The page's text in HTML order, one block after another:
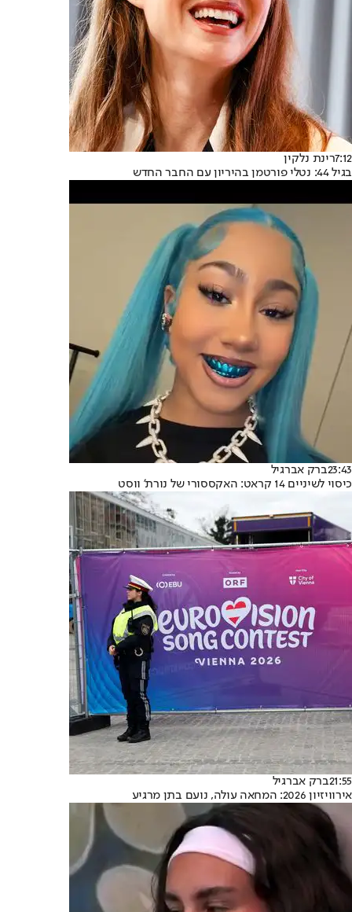
7:12רינת נלקין
בגיל 44: נטלי פורטמן בהיריון עם החבר החדש
23:43ברק אברגיל
כיסוי לשיניים 14 קראט: האקססורי של נורת' ווסט
21:55ברק אברגיל
אירוויזיון 2026: המחאה עולה, נועם בתן מרגיע